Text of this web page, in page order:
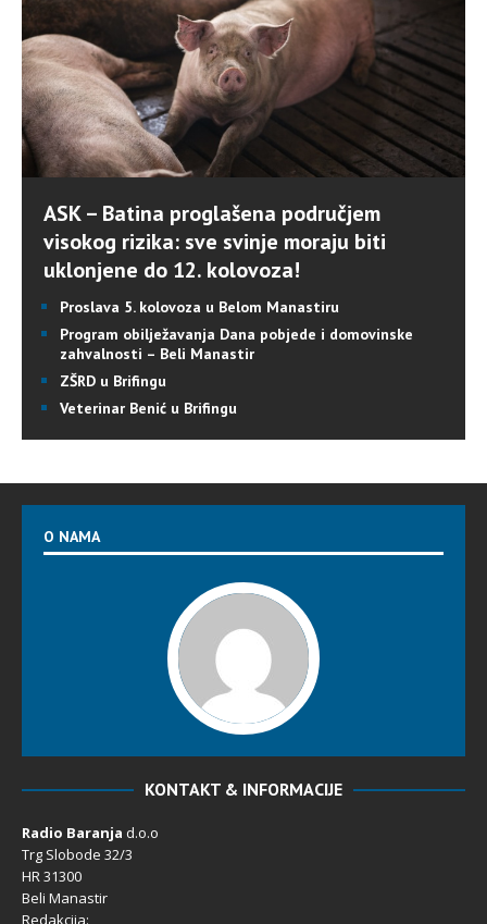
ASK – Batina proglašena područjem
visokog rizika: sve svinje moraju biti
uklonjene do 12. kolovoza!
Proslava 5. kolovoza u Belom Manastiru
Program obilježavanja Dana pobjede i domovinske
zahvalnosti – Beli Manastir
ZŠRD u Brifingu
Veterinar Benić u Brifingu
O NAMA
KONTAKT & INFORMACIJE
Radio Baranja d.o.o
Trg Slobode 32/3
HR 31300
Beli Manastir
Redakcija: